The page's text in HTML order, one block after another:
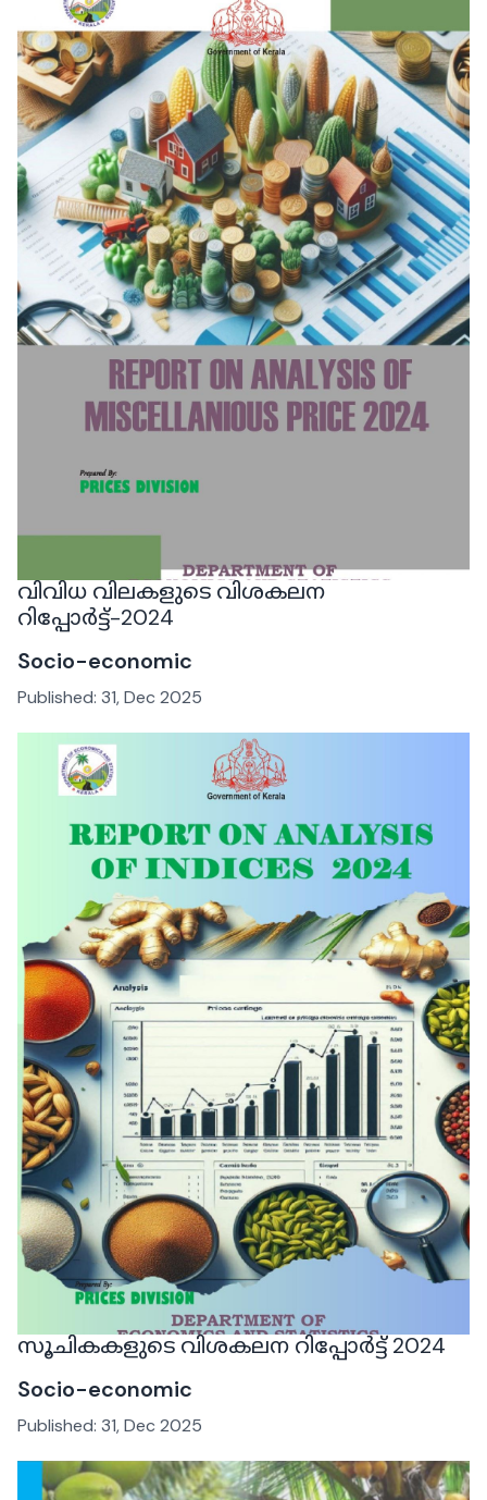
വിവിധ വിലകളുടെ വിശകലന
റിപ്പോർട്ട്-2024
Socio-economic
Published: 31, Dec 2025
സൂചികകളുടെ വിശകലന റിപ്പോർട്ട് 2024
Socio-economic
Published: 31, Dec 2025